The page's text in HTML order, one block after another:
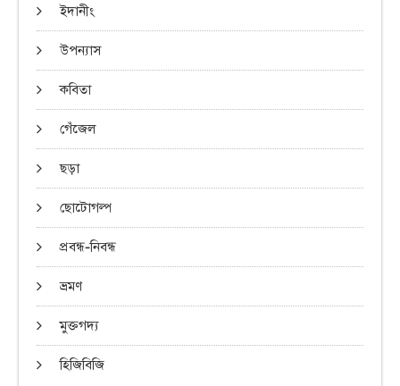
ইদানীং
উপন্যাস
কবিতা
গেঁজেল
ছড়া
ছোটোগল্প
প্রবন্ধ-নিবন্ধ
ভ্রমণ
মুক্তগদ্য
হিজিবিজি